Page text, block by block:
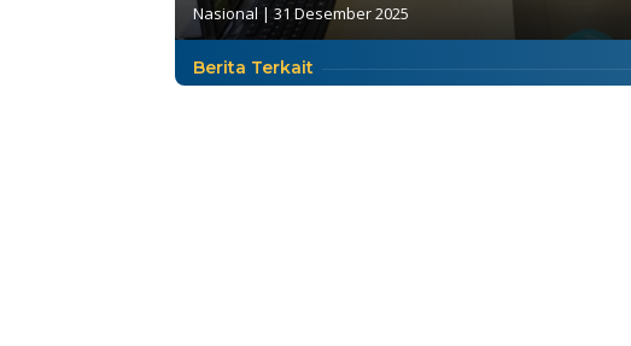
Nasional | 31 Desember 2025
Berita Terkait